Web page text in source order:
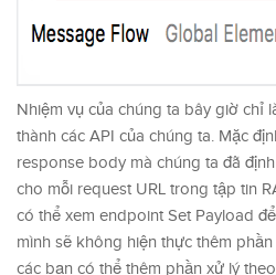
Nhiệm vụ của chúng ta bây giờ chỉ
thành các API của chúng ta. Mặc
response body mà chúng ta đã
cho mỗi request URL trong tập tin
có thể xem endpoint Set Payload
mình sẽ không hiện thực thêm
các bạn có thể thêm phần xử lý